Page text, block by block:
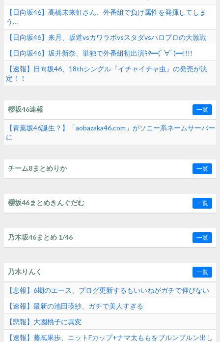
【日向坂46】髙橋未来虹さん、外番組で負け属性を発揮してしま
う…
【日向坂46】来月、坂道vsカワラボvsスタダvsハロプロの大激戦
【日向坂46】坂井新奈、単独で外番組初出演ｷﾀ━(ﾟ∀ﾟ)━!!!!
【速報】日向坂46、18thシングル『イチャイチャ虫』の発売が決
定！！
櫻坂46速報 一覧
【青葉坂46誕生？】「aobazaka46.com」がソニー系ネームサーバー
に
チーム8まとめりか 一覧
櫻坂46まとめきんぐだむ 一覧
乃木坂46まとめ 1/46 一覧
乃木りんく 一覧
【悲報】6期のエース、ブログ更新するもいいねがガチで伸びない
【速報】最新の池田瑛紗、ガチで美人すぎる
【悲報】大園桃子に異変
【速報】藤嶌果歩、ニットFカップ+ナマ太ももをブルンブルン出し